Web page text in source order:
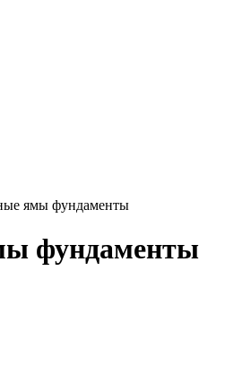
ямы фундаменты
фундаменты